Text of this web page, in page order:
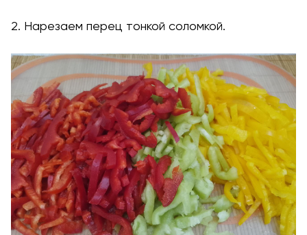
2. Нарезаем перец тонкой соломкой.